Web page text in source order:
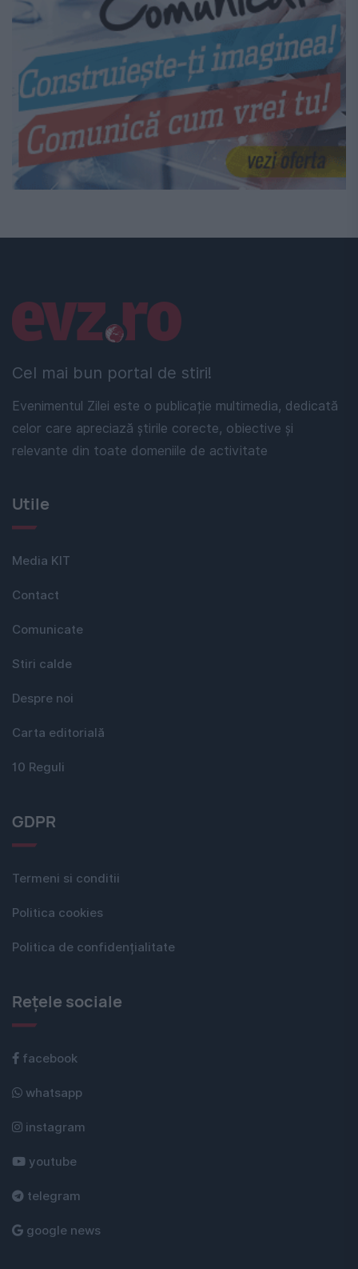
Cel mai bun portal de stiri!
Evenimentul Zilei este o publicație multimedia, dedicată
celor care apreciază știrile corecte, obiective și
relevante din toate domeniile de activitate
Linkuri utile
Utile
Media KIT
Contact
Comunicate
Stiri calde
Despre noi
Carta editorială
10 Reguli
GDPR
Termeni si conditii
Politica cookies
Politica de confidențialitate
Rețele sociale
facebook
whatsapp
instagram
youtube
telegram
google news